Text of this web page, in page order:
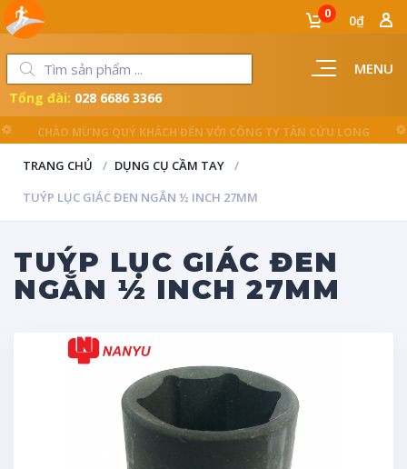
MENU
0 0₫
LUÔN ĐỒNG HÀNH CÙNG NGƯỜI THỢ
Tổng đài: 028 6686 3366
TRANG CHỦ
DỤNG CỤ CẦM TAY
TUÝP LỤC GIÁC ĐEN NGẮN ½ INCH 27MM
TUÝP LỤC GIÁC ĐEN
NGẮN ½ INCH 27MM